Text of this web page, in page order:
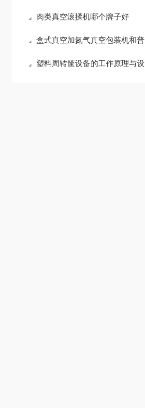
肉类真空滚揉机哪个牌子好
盒式真空加氮气真空包装机和普通包装机的的差异
塑料周转筐设备的工作原理与设计要点